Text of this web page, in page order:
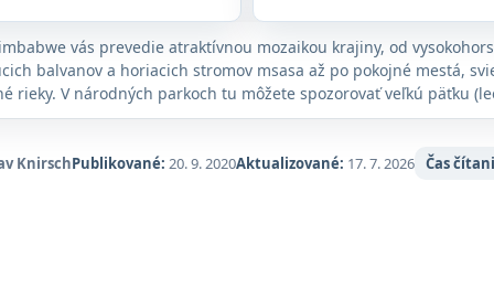
Zariadenie
z
5
na
základe
1 026
hodnotení
Google
vás prevedie atraktívnou mozaikou krajiny, od
balvanov a horiacich stromov msasa až po pokojné mestá,
rieky. V národných parkoch tu môžete spozorovať veľkú päťku
a byvol), objavovať archeologické pamiatky zapísané na
KnirschPublikované: 20. 9. 2020Aktualizované: 17. 7. 2026 Čas